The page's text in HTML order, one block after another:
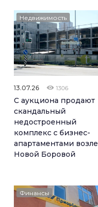
Недвижимость
13.07.26 1306
С аукциона продают
скандальный
недостроенный
комплекс с бизнес-
апартаментами возле
Новой Боровой
Финансы